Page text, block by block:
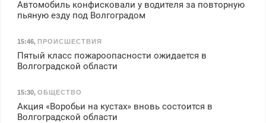
Автомобиль конфисковали у водителя за повторную
пьяную езду под Волгоградом
15:46, ПРОИСШЕСТВИЯ
Пятый класс пожароопасности ожидается в
Волгоградской области
15:30, ОБЩЕСТВО
Акция «Воробьи на кустах» вновь состоится в
Волгоградской области